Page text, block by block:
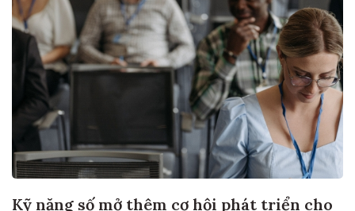
Kỹ năng số mở thêm cơ hội phát triển cho